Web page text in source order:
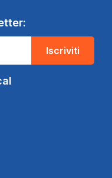
Iscriviti